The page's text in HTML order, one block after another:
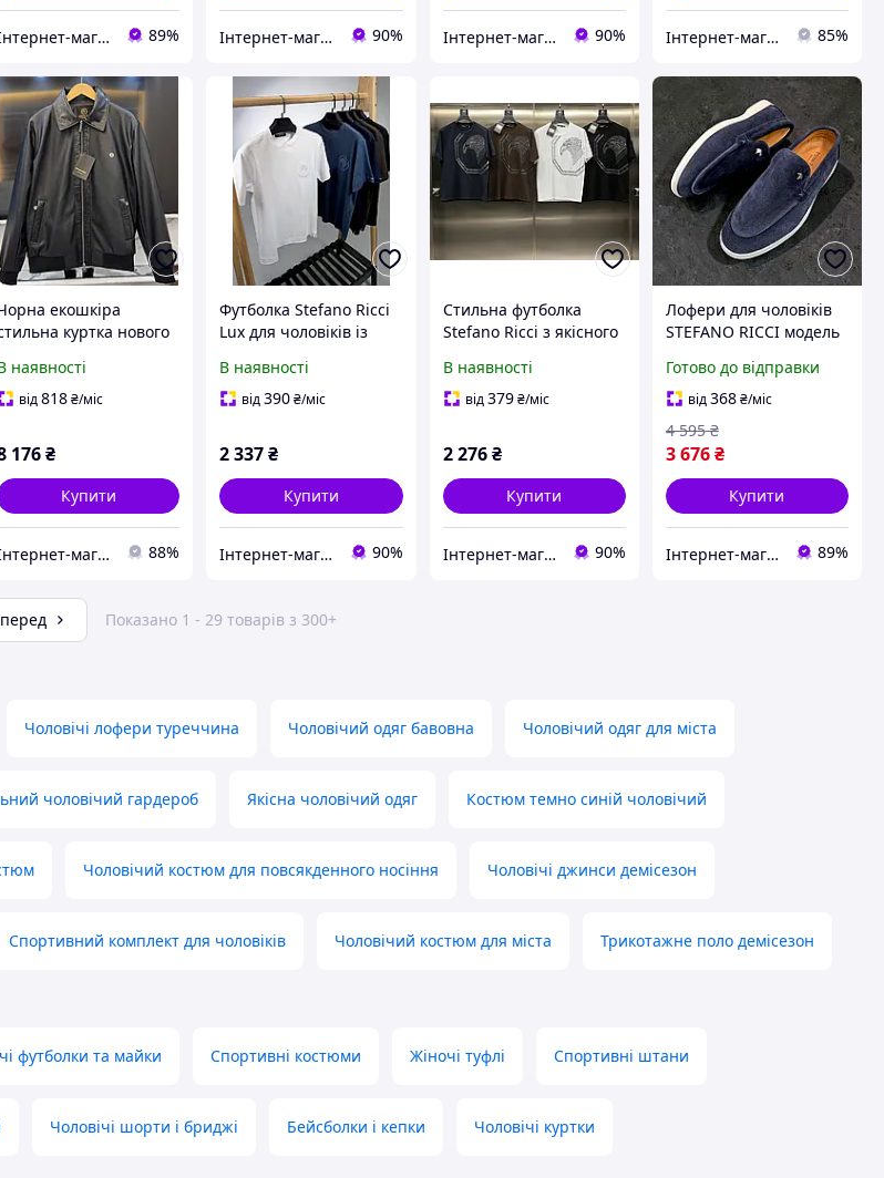
Інтернет-магазин Look 100 Clothes 89% Інтернет-магазин ALL CLOTHES 90% Інтернет-магазин ALL CLOTHES 90% Інтернет-магазин SALE TOOLS 85%
екошкіра
куртка нового
посадкою
чоловіків
наявності
від818₴/міс
176₴
Купити
Інтернет-магазин Min Price 88%
Футболка Stefano Ricci
Lux для чоловіків із
XL XXL стильна
брендова новинка
В наявності
від390₴/міс
2 337₴
Купити
Інтернет-магазин ALL CLOTHES 90%
Стильна футболка
Stefano Ricci з якісного
для чоловіків, модель
TShSRn010
В наявності
від379 ₴/міс
2 276 ₴
Купити
Інтернет-магазин ALL CLOTHES 90%
Лофери для чоловіків
STEFANO RICCI модель
замші синього кольору
без коробки
Готово до відправки
від368₴/міс
3 676₴
4 595 ₴
Купити
Інтернет-магазин Look 100 Clothes 89%
Показано 1 - 29 товарів з 300+
Чоловічі лофери туреччина Чоловічий одяг бавовна Чоловічий одяг для міста
чоловічий гардероб Якісна чоловічий одяг Костюм темно синій чоловічий
Чоловічий костюм для повсякденного носіння Чоловічі джинси демісезон
Спортивний комплект для чоловіків Чоловічий костюм для міста Трикотажне поло демісезон
футболки та майки Спортивні костюми Жіночі туфлі Спортивні штани
Чоловічі шорти і бриджі Бейсболки і кепки Чоловічі куртки